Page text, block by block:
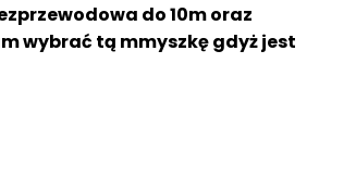
do 10m oraz
wybrać tą mmyszkę gdyż jest